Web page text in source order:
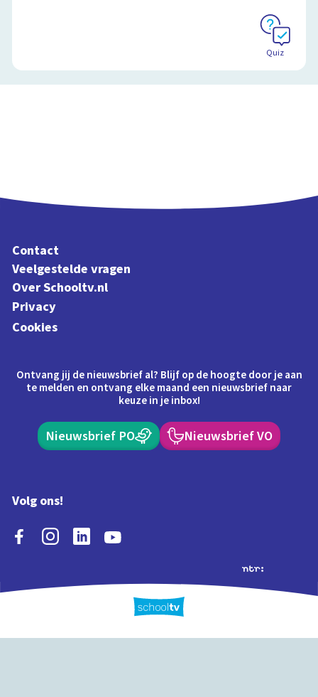
Quiz
Contact
Veelgestelde vragen
Over Schooltv.nl
Privacy
Cookies
Ontvang jij de nieuwsbrief al? Blijf op de hoogte door je aan
te melden en ontvang elke maand een nieuwsbrief naar
keuze in je inbox!
Nieuwsbrief PO Nieuwsbrief VO
Volg ons!